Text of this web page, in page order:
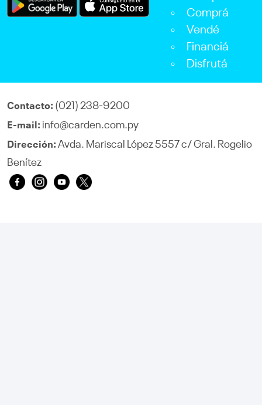
Comprá
Vendé
Financiá
Disfrutá
Contacto: (021) 238-9200
E-mail: info@carden.com.py
Dirección: Avda. Mariscal López 5557 c/ Gral. Rogelio
Benítez